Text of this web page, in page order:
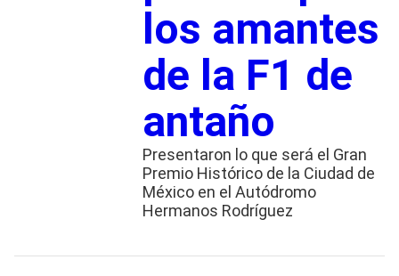
los amantes
de la F1 de
antaño
Presentaron lo que será el Gran
Premio Histórico de la Ciudad de
México en el Autódromo
Hermanos Rodríguez